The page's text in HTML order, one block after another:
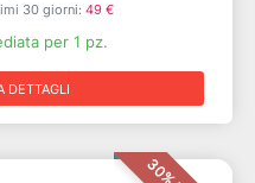
30 giorni: 49 €
per 1 pz.
DETTAGLI